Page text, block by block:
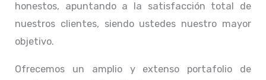
honestos, apuntando a la satisfacción total de
nuestros clientes, siendo ustedes nuestro mayor
objetivo.
Ofrecemos un amplio y extenso portafolio de